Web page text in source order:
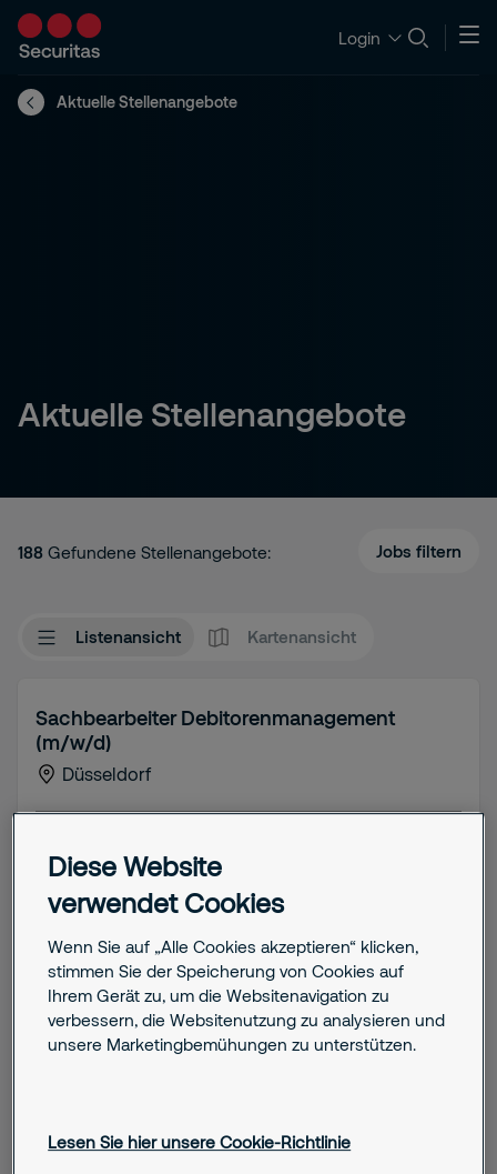
Login
Aktuelle Stellenangebote
Aktuelle Stellenangebote
188 Gefundene Stellenangebote: Jobs filtern
Listenansicht Kartenansicht
Sachbearbeiter Debitorenmanagement
(m/w/d)
Düsseldorf
Job details
Berufserfahren (ab 3 Jahre)
Stelle anzeigen
Potsdam
Diese Website
verwendet Cookies
Wenn Sie auf „Alle Cookies akzeptieren“ klicken,
stimmen Sie der Speicherung von Cookies auf
Ihrem Gerät zu, um die Websitenavigation zu
verbessern, die Websitenutzung zu analysieren und
unsere Marketingbemühungen zu unterstützen.
Lesen Sie hier unsere Cookie-Richtlinie